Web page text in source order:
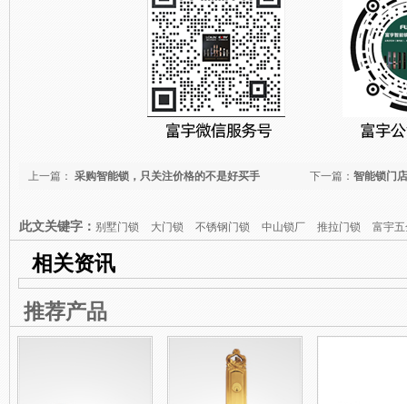
下一篇： 智能锁门
上一篇： 采购智能锁，只关注价格的不是好买手
此文关键字： 别墅门锁 大门锁 不锈钢门锁 中山锁厂 推拉门锁 富宇
相关资讯
推荐产品